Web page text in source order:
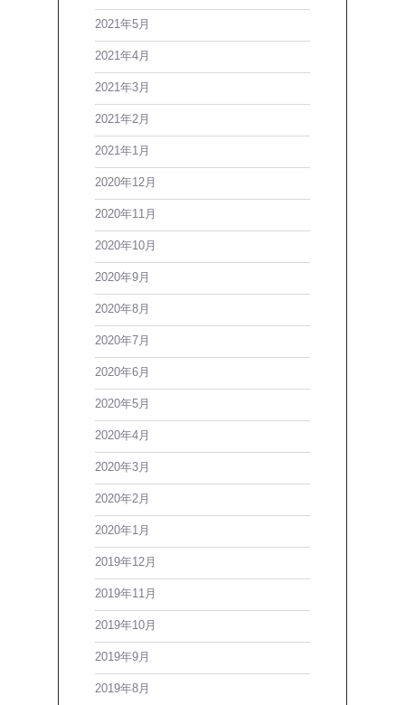
2021年5月
2021年4月
2021年3月
2021年2月
2021年1月
2020年12月
2020年11月
2020年10月
2020年9月
2020年8月
2020年7月
2020年6月
2020年5月
2020年4月
2020年3月
2020年2月
2020年1月
2019年12月
2019年11月
2019年10月
2019年9月
2019年8月